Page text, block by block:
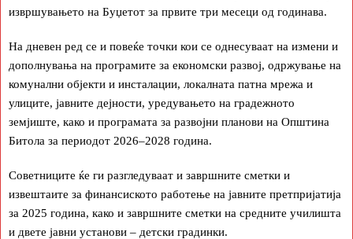
извршувањето на Буџетот за првите три месеци од годинава.
На дневен ред се и повеќе точки кои се однесуваат на измени и
дополнувања на програмите за економски развој, одржување на
комунални објекти и инсталации, локалната патна мрежа и
улиците, јавните дејности, уредувањето на градежното
земјиште, како и програмата за развојни планови на Општина
Битола за периодот 2026–2028 година.
Советниците ќе ги разгледуваат и завршните сметки и
извештаите за финансиското работење на јавните претпријатија
за 2025 година, како и завршните сметки на средните училишта
и двете јавни установи – детски градинки.